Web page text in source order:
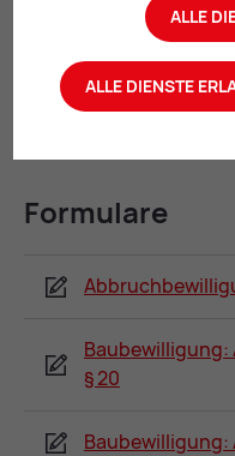
Einen Überblick dazu
die Bau­ein­rei­chung.
For­mu­la­re
§ 20
Baubewilligung:
ALLE
ALLE DIENSTE